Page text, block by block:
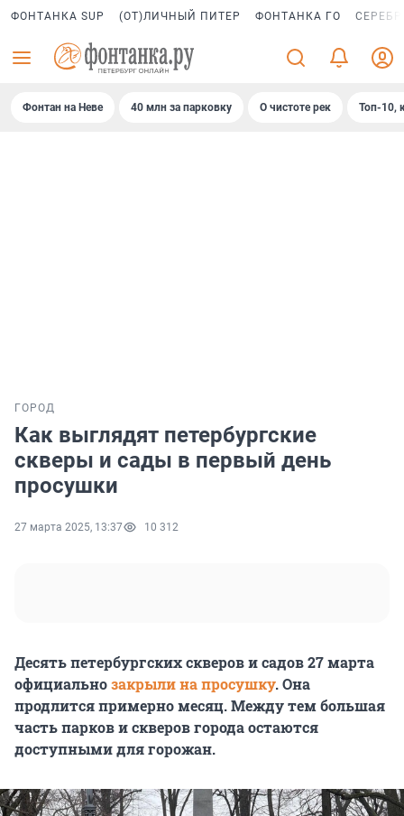
ФОНТАНКА SUP (ОТ)ЛИЧНЫЙ ПИТЕР ФОНТАНКА ГО
Фонтан на Неве 40 млн за парковку О чистоте рек Топ-10,
ГОРОД
Как выглядят петербургские
скверы и сады в первый день
просушки
27 марта 2025, 13:37 10 312
Десять петербургских скверов и садов 27 марта
официальнозакрыли на просушку. Она
продлится примерно месяц. Между тем большая
часть парков и скверов города остаются
доступными для горожан.